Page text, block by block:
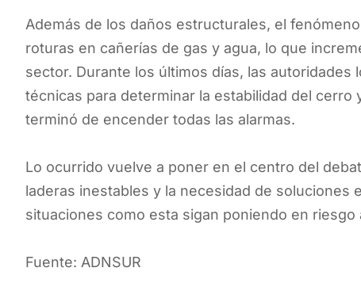
Además de los daños estructurales, el
roturas en cañerías de gas y agua, lo que
sector. Durante los últimos días, las
técnicas para determinar la estabilidad del
terminó de encender todas las alarmas.
Lo ocurrido vuelve a poner en el centro del
laderas inestables y la necesidad de soluciones
situaciones como esta sigan poniendo en riesgo
Fuente: ADNSUR